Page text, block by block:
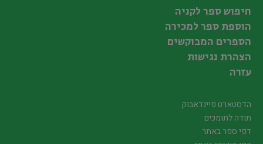
חיפוש ספר לקניה
הוספת ספר למכירה
הספרים המבוקשים
הצהרת נגישות
עזרה
הדסטארט פיינדאבוק
תודה לתומכים
דפי ספר באתר